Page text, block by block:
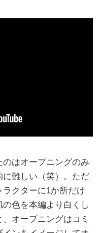
のはオープニングのみ
難しい（笑）。ただ
クターに1か所だけ
色を本編より白くし
オープニングはコミ